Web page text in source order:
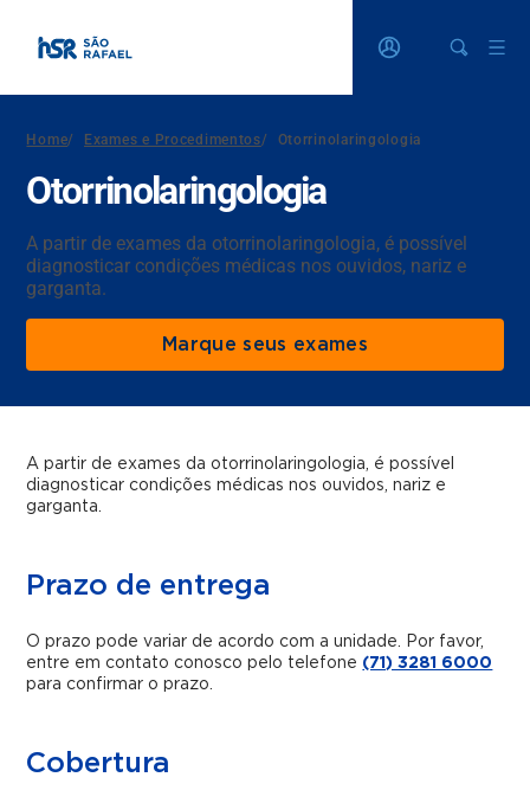
Home/ Exames e Procedimentos/ Otorrinolaringologia
Otorrinolaringologia
A partir de exames da otorrinolaringologia, é possível
diagnosticar condições médicas nos ouvidos, nariz e
garganta.
Marque seus exames
A partir de exames da otorrinolaringologia, é possível
diagnosticar condições médicas nos ouvidos, nariz e
garganta.
Prazo de entrega
O prazo pode variar de acordo com a unidade. Por favor,
entre em contato conosco pelo telefone (71) 3281 6000
para confirmar o prazo.
Cobertura